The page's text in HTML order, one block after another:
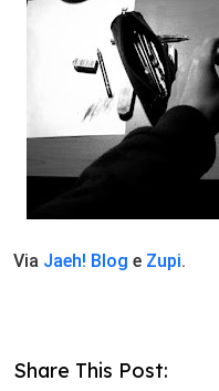
Via Jaeh! Blog e Zupi.
Share This Post: